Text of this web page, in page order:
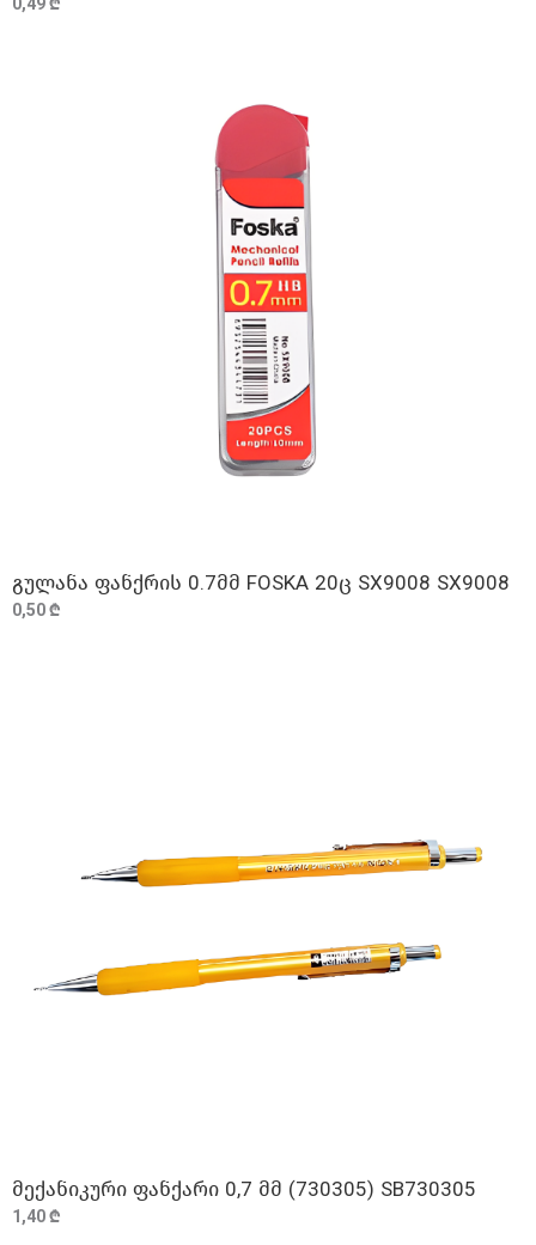
0,49 ₾
ᲓᲐᲛᲐᲢᲔᲑᲐ
გულანა ფანქრის 0.7მმ FOSKA 20ც SX9008 SX9008
0,50 ₾
ᲓᲐᲛᲐᲢᲔᲑᲐ
მექანიკური ფანქარი 0,7 მმ (730305) SB730305
1,40 ₾